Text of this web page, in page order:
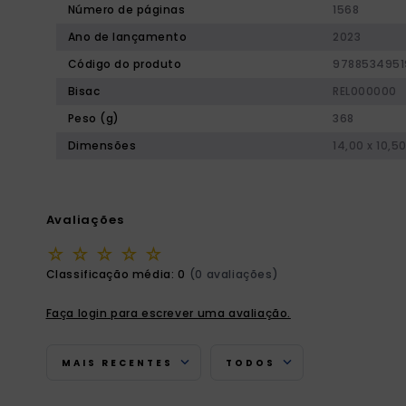
Número de páginas
1568
Ano de lançamento
2023
Código do produto
Bisac
REL000000
Peso (g)
368
Dimensões
14,00 x 10,50
Avaliações
☆ ☆ ☆ ☆ ☆
Classificação média: 0 (0 avaliações)
Faça login para escrever uma avaliação.
MAIS RECENTES TODOS